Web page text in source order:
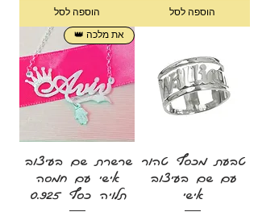
הוספה לסל הוספה לסל
טבעת מכסף טהור
עם שם בעיצוב
אישי
את מלכה 👑
שרשרת שם בעיצוב
אישי עם חמסה
תלויה כסף 0.925